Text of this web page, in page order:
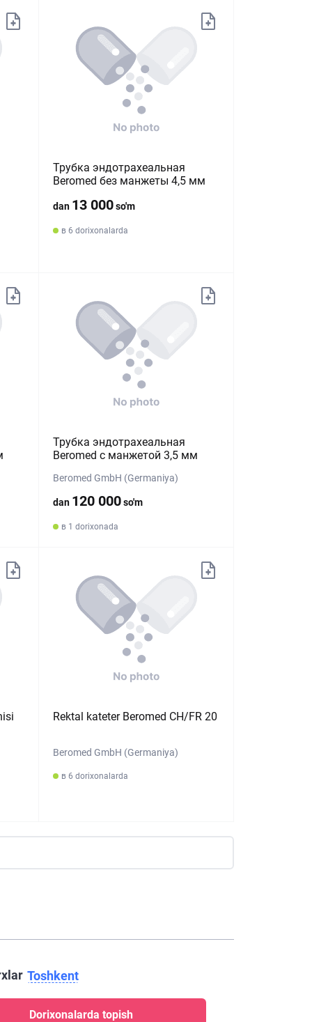
Трубка эндотрахеальная
Beromed без манжеты 4,5 мм
dan 13 000so'm
в 6 dorixonalarda
Трубка эндотрахеальная
Beromed с манжетой 3,5 мм
Beromed GmbH (Germaniya)
dan 120 000so'm
в 1 dorixonada
Rektal kateter Beromed CH/FR 20
Beromed GmbH (Germaniya)
в 6 dorixonalarda
Toshkent
Dorixonalarda topish